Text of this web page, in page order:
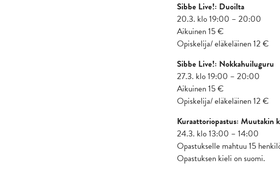
Sibbe Live!: Duoilta
20.3. klo 19:00 – 20:00
Aikuinen 15 €
Opiskelija/ eläkeläinen 12 €
Sibbe Live!: Nokkahuiluguru
27.3. klo 19:00 – 20:00
Aikuinen 15 €
Opiskelija/ eläkeläinen 12 €
Kuraattoriopastus: Muutakin
24.3. klo 13:00 – 14:00
Opastukselle mahtuu 15
Opastuksen kieli on suomi.